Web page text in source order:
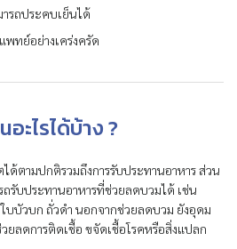
รถประคบเย็นได้
ทย์อย่างเคร่งครัด
ะไรได้บ้าง ?
ด้ตามปกติรวมถึงการรับประทานอาหาร ส่วน
ถรับประทานอาหารที่ช่วยลดบวมได้ เช่น
บบัวบก ถั่วดำ นอกจากช่วยลดบวม ยังอุดม
ลดการติดเชื้อ ขจัดเชื้อโรคหรือสิ่งแปลก